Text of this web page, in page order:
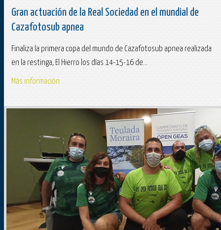
Gran actuación de la Real Sociedad en el mundial de
Cazafotosub apnea
Finaliza la primera copa del mundo de Cazafotosub apnea realizada
en la restinga, El Hierro los días 14-15-16 de...
Más información